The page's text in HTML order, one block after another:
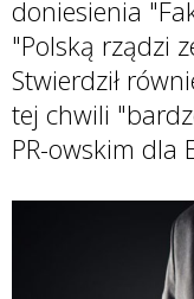
doniesienia
"Polską rządzi
Stwierdził
tej chwili
PR-owskim dla